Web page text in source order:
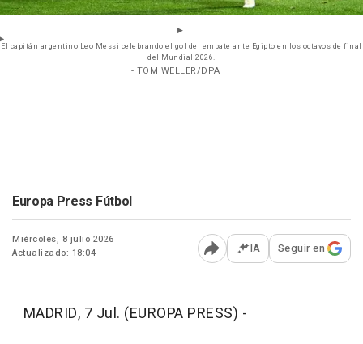
El capitán argentino Leo Messi celebrando el gol del empate ante Egipto en los octavos de final
del Mundial 2026.
- TOM WELLER/DPA
Europa Press Fútbol
Miércoles, 8 julio 2026
Actualizado: 18:04
Abrir opciones para
IA Seguir en
MADRID, 7 Jul. (EUROPA PRESS) -